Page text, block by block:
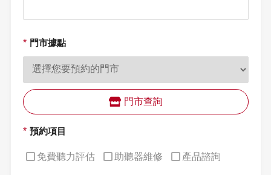
* 門市據點
門市查詢
* 預約項目
免費聽力評估 助聽器維修 產品諮詢